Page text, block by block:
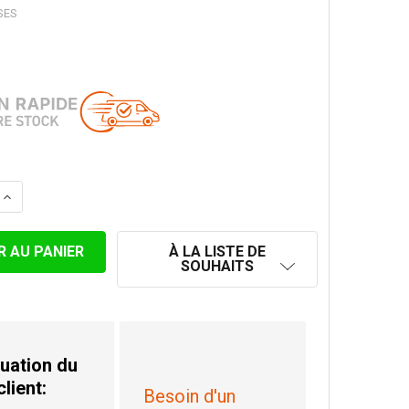
QUANTITÉ DE ELÈMENT 50CM Ø 80MM
AUGMENTER LA QUANTITÉ DE ELÈMENT 50CM Ø 80MM
À LA LISTE DE
SOUHAITS
du
Besoin d'un